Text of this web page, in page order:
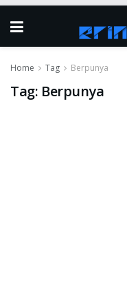
Home Tag Berpunya
Tag: Berpunya